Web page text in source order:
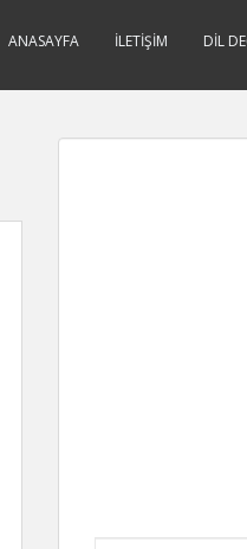
ANASAYFA İLETIŞIM DIL